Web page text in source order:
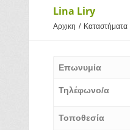
Lina Liry
Αρχικη / Καταστήματα
Επωνυμία
Τηλέφωνο/α
Τοποθεσία